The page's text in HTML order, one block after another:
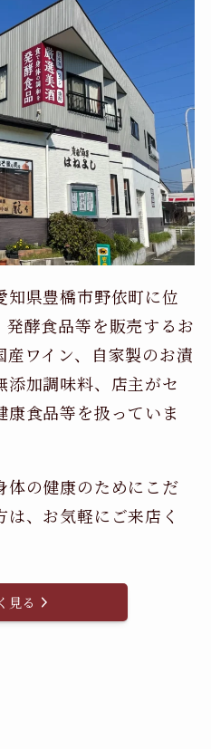
知県豊橋市野依町に位
酵食品等を販売するお
ワイン、自家製のお漬
加調味料、店主がセ
康食品等を扱っていま
体の健康のためにこだ
、お気軽にご来店く
見る